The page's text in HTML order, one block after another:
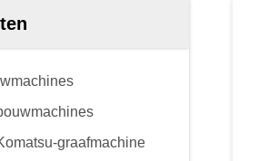
graafmachine